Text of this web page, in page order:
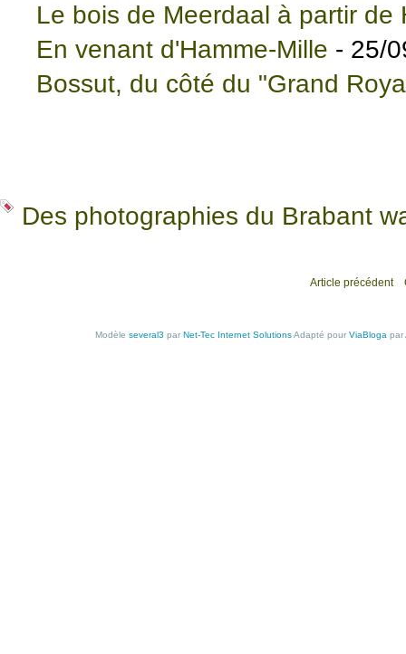
Le bois de Meerdaal à partir de
En venant d'Hamme-Mille - 25/
Bossut, du côté du "Grand
Des photographies du Brabant
Article précédent
Modèle several3 par Net-Tec Internet SolutionsAdapté pour ViaBloga par